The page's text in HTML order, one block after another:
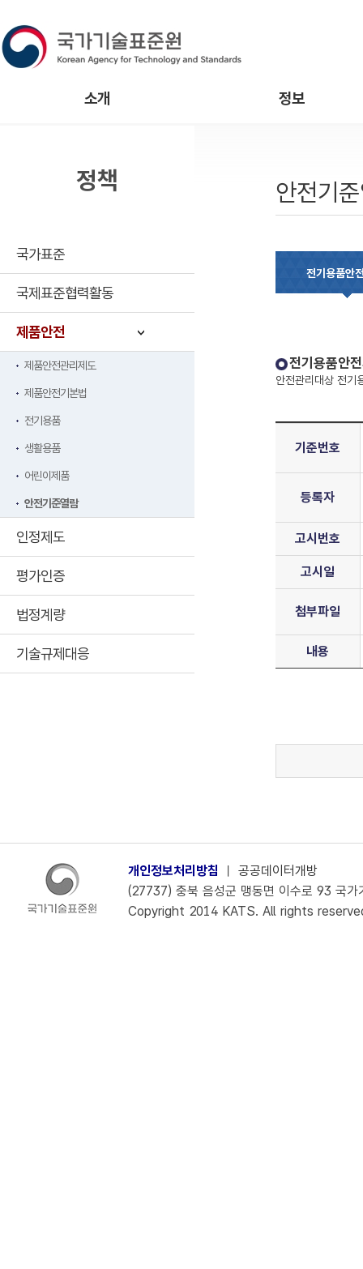
소개 정보
안전기
전기용품안
전기용품안
안전관리대상 전기
기준번호
등록자
고시번호
고시일
첨부파일
내용
정책
국가표준
국제표준협력활동
제품안전
제품안전관리제도
제품안전기본법
전기용품
생활용품
어린이제품
안전기준열람
인정제도
평가인증
법정계량
기술규제대응
개인정보처리방침 ㅣ 공공데이터개방
(27737) 충북 음성군 맹동면 이수로 93 국
Copyright 2014 KATS. All rights